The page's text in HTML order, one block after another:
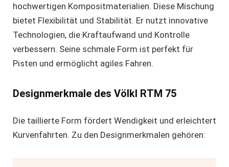
hochwertigen Kompositmaterialien. Diese Mischung
bietet Flexibilität und Stabilität. Er nutzt innovative
Technologien, die Kraftaufwand und Kontrolle
verbessern. Seine schmale Form ist perfekt für
Pisten und ermöglicht agiles Fahren.
Designmerkmale des Völkl RTM 75
Die taillierte Form fördert Wendigkeit und erleichtert
Kurvenfahrten. Zu den Designmerkmalen gehören: